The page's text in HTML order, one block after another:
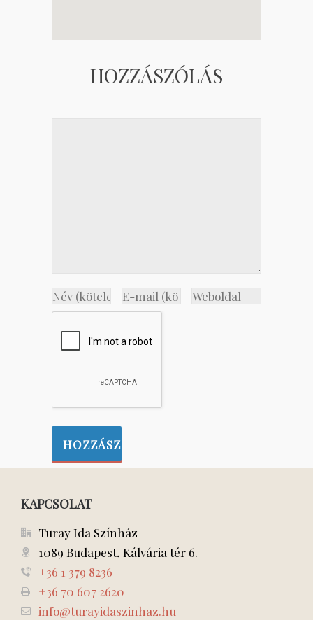
HOZZÁSZÓLÁS
KAPCSOLAT
Turay Ida Színház
1089 Budapest, Kálvária tér 6.
+36 1 379 8236
+36 70 607 2620
info@turayidaszinhaz.hu